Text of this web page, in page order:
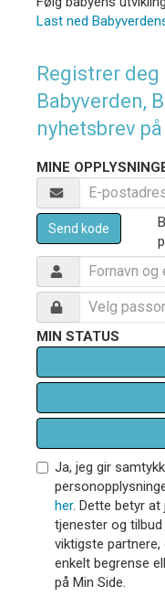
Last ned
Registrer
Babyverden,
nyhetsbrev
MINE
Send kode
MIN STATUS
Ja, jeg gir
her. Dette betyr
tjenester og
viktigste
enkelt begrense
på Min Side.